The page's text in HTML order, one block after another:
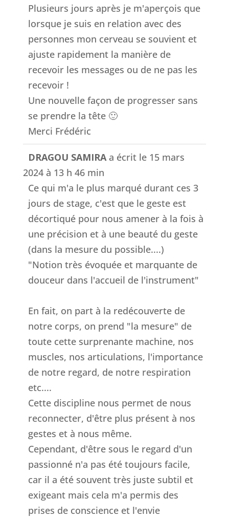
Plusieurs jours après je m'aperçois que
lorsque je suis en relation avec des
personnes mon cerveau se souvient et
ajuste rapidement la manière de
recevoir les messages ou de ne pas les
recevoir !
Une nouvelle façon de progresser sans
se prendre la tête 🙂
Merci Frédéric
DRAGOU SAMIRA a écrit le15 mars
2024 à 13 h 46 min
Ce qui m'a le plus marqué durant ces 3
jours de stage, c'est que le geste est
décortiqué pour nous amener à la fois à
une précision et à une beauté du geste
(dans la mesure du possible....)
"Notion très évoquée et marquante de
douceur dans l'accueil de l'instrument"
En fait, on part à la redécouverte de
notre corps, on prend "la mesure" de
toute cette surprenante machine, nos
muscles, nos articulations, l'importance
de notre regard, de notre respiration
etc....
Cette discipline nous permet de nous
reconnecter, d'être plus présent à nos
gestes et à nous même.
Cependant, d'être sous le regard d'un
passionné n'a pas été toujours facile,
car il a été souvent très juste subtil et
exigeant mais cela m'a permis des
prises de conscience et l'envie